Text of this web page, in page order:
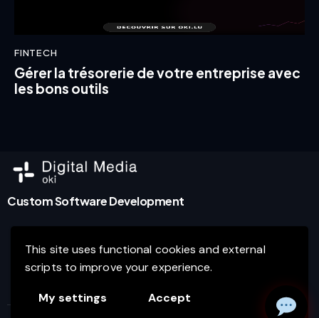
This site uses functional cookies and external
scripts to improve your experience.
My settings Accept
FINTECH
Gérer la trésorerie de votre entreprise avec
les bons outils
Custom Software Development
Agence de marketing digital et développement de
logiciels d’entreprise à Luxembourg.